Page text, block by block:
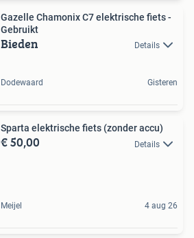
Gazelle Chamonix C7 elektrische fiets -
Gebruikt
Bieden Details
Dodewaard Gisteren
Sparta elektrische fiets (zonder accu)
€ 50,00 Details
Meijel 4 aug 26